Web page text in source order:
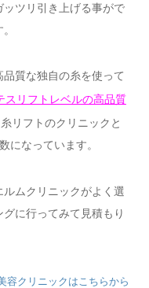
ツリ引き上げる事がで
質な独自の糸を使って
スリフトレベルの高品質
リフトのクリニックと
になっています。
ムクリニックがよく選
に行ってみて見積もり
容クリニックはこちらから